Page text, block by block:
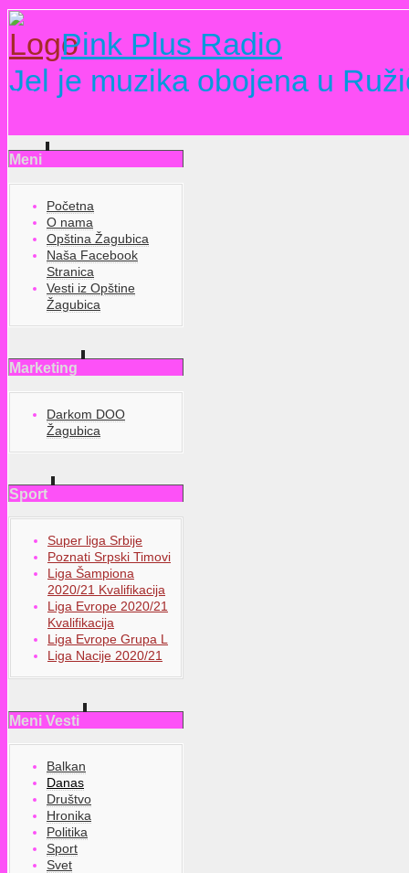
Pink Plus Radio
Jel je muzika obojena u
Meni
Početna
O nama
Opština Žagubica
Naša Facebook
Stranica
Vesti iz Opštine
Žagubica
Marketing
Darkom DOO
Žagubica
Sport
Super liga Srbije
Poznati Srpski Timovi
Liga Šampiona
2020/21 Kvalifikacija
Liga Evrope 2020/21
Kvalifikacija
Liga Evrope Grupa L
Liga Nacije 2020/21
Meni Vesti
Balkan
Danas
Društvo
Hronika
Politika
Sport
Svet